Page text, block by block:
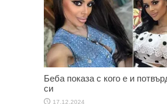
Беба показа с кого е и
си
17.12.2024